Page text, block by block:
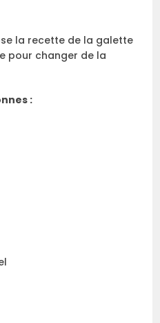
la recette de la galette
pour changer de la
: